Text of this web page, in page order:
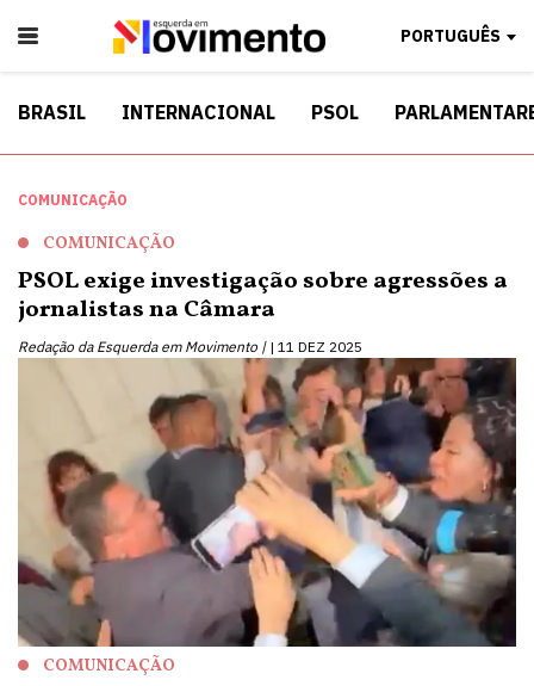
PORTUGUÊS
BRASIL INTERNACIONAL PSOL
COMUNICAÇÃO
COMUNICAÇÃO
PSOL exige investigação sobre agressões a
jornalistas na Câmara
Redação da Esquerda em Movimento | 11 DEZ 2025
COMUNICAÇÃO